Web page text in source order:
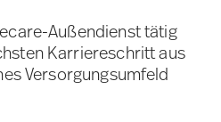
Außendienst tätig
Karriereschritt aus
Versorgungsumfeld